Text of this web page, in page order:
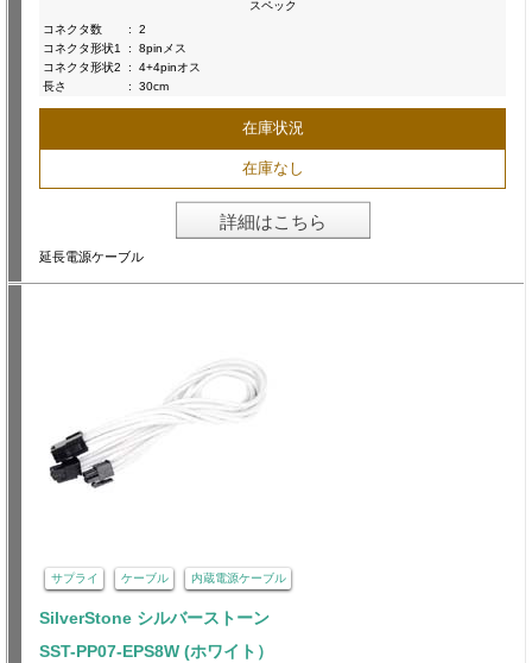
スペック
コネクタ数
:
2
コネクタ形状1
:
8pinメス
コネクタ形状2
:
4+4pinオス
長さ
: 30cm
在庫状況
在庫なし
詳細はこちら
延長電源ケーブル
サプライ ケーブル 内蔵電源ケーブル
SilverStone シルバーストーン
SST-PP07-EPS8W (ホワイト）